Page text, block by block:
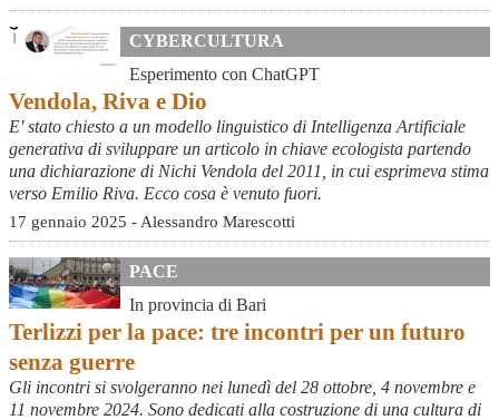
CYBERCULTURA
Esperimento con ChatGPT
Vendola, Riva e Dio
E' stato chiesto a un modello linguistico di Intelligenza Artificiale
generativa di sviluppare un articolo in chiave ecologista partendo
una dichiarazione di Nichi Vendola del 2011, in cui esprimeva stima
verso Emilio Riva. Ecco cosa è venuto fuori.
17 gennaio 2025 - Alessandro Marescotti
PACE
In provincia di Bari
Terlizzi per la pace: tre incontri per un futuro
senza guerre
Gli incontri si svolgeranno nei lunedì del 28 ottobre, 4 novembre e
11 novembre 2024. Sono dedicati alla costruzione di una cultura di